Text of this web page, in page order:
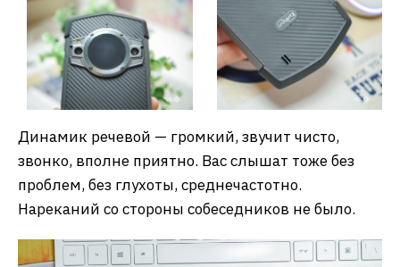
Динамик речевой — громкий, звучит чисто,
звонко, вполне приятно. Вас слышат тоже без
проблем, без глухоты, среднечастотно.
Нареканий со стороны собеседников не было.